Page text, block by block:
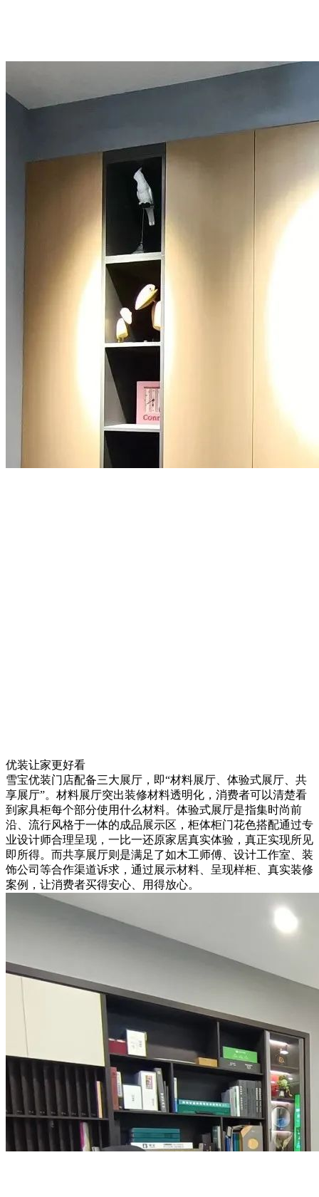
优装让家更好看
雪宝优装门店配备三大展厅，即“材料展厅、体验式展厅、共
享展厅”。材料展厅突出装修材料透明化，消费者可以清楚看
到家具柜每个部分使用什么材料。体验式展厅是指集时尚前
沿、流行风格于一体的成品展示区，柜体柜门花色搭配通过专
业设计师合理呈现，一比一还原家居真实体验，真正实现所见
即所得。而共享展厅则是满足了如木工师傅、设计工作室、装
饰公司等合作渠道诉求，通过展示材料、呈现样柜、真实装修
案例，让消费者买得安心、用得放心。